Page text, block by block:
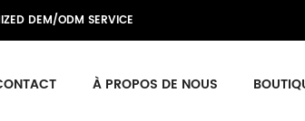
DEM/ODM SERVICE
À PROPOS DE NOUS